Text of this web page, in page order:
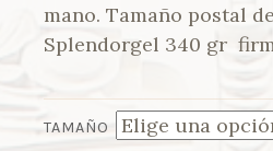
desde
3,00 €
15,00 €
mano. Tamaño postal
Splendorgel 340 gr
TAMAÑO